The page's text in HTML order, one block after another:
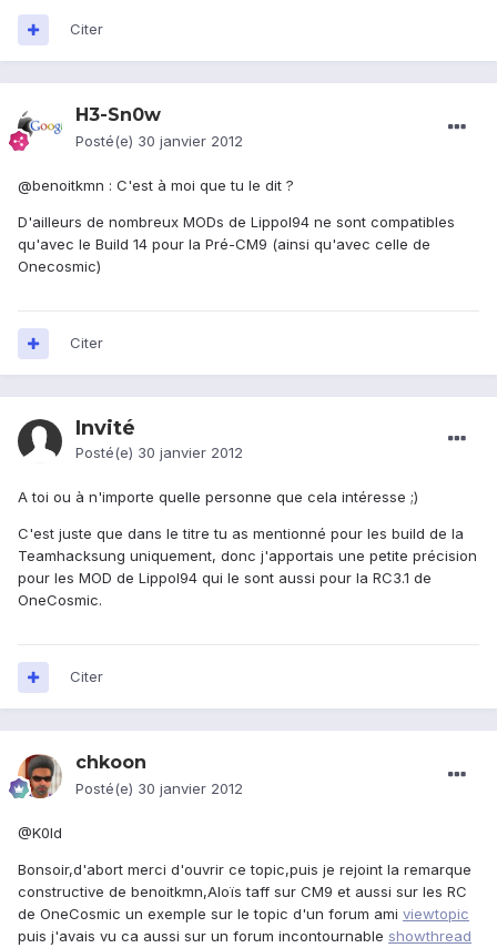
Citer
H3-Sn0w
Posté(e) 30 janvier 2012
@benoitkmn : C'est à moi que tu le dit ?
D'ailleurs de nombreux MODs de Lippol94 ne sont compatibles
qu'avec le Build 14 pour la Pré-CM9 (ainsi qu'avec celle de
Onecosmic)
Citer
Invité
Posté(e) 30 janvier 2012
A toi ou à n'importe quelle personne que cela intéresse ;)
C'est juste que dans le titre tu as mentionné pour les build de la
Teamhacksung uniquement, donc j'apportais une petite précision
pour les MOD de Lippol94 qui le sont aussi pour la RC3.1 de
OneCosmic.
Citer
chkoon
Posté(e) 30 janvier 2012
@K0ld
Bonsoir,d'abort merci d'ouvrir ce topic,puis je rejoint la remarque
constructive de benoitkmn,Aloïs taff sur CM9 et aussi sur les RC
de OneCosmic un exemple sur le topic d'un forum ami viewtopic
puis j'avais vu ca aussi sur un forum incontournable showthread